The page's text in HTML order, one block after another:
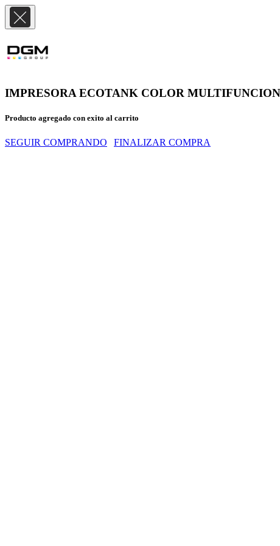
IMPRESORA ECOTANK COLOR
Producto agregado con exito al carrito
SEGUIR COMPRANDO FINALIZAR COMPRA